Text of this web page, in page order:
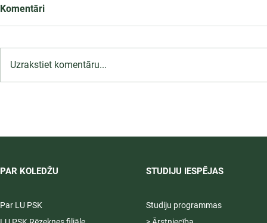
Komentāri
Uzrakstiet komentāru...
PAR KOLEDŽU
Par LU PSK
STUDIJU IESPĒJAS
Studiju programmas